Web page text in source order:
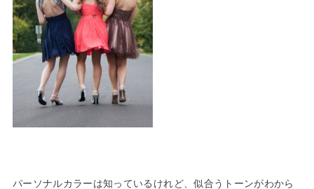
パーソナルカラーは知っているけれど、似合うトーンがわから